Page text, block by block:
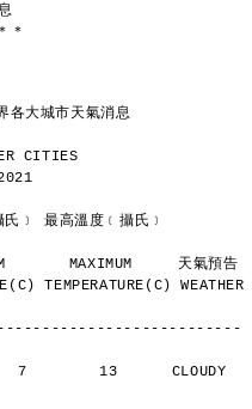
＊ ＊
各大城市天氣消息
CITIES
最低溫度﹝攝氏﹞ 最高溫度﹝攝氏﹞
MINIMUM       MAXIMUM     天氣預告
WEATHER
13      CLOUDY